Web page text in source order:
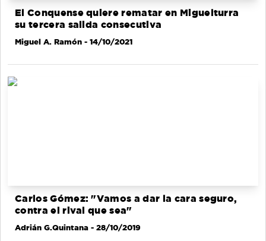
El Conquense quiere rematar en Miguelturra
su tercera salida consecutiva
Miguel A. Ramón - 14/10/2021
Carlos Gómez: "Vamos a dar la cara seguro,
contra el rival que sea"
Adrián G.Quintana - 28/10/2019